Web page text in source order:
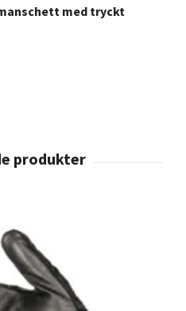
med tryckt